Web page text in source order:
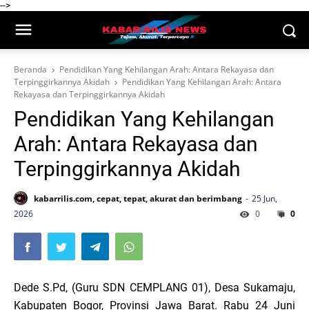
-->
Beranda
Pendidikan Yang Kehilangan Arah: Antara Rekayasa dan
Terpinggirkannya Akidah
Pendidikan Yang Kehilangan Arah: Antara
Rekayasa dan Terpinggirkannya Akidah
Pendidikan Yang Kehilangan
Arah: Antara Rekayasa dan
Terpinggirkannya Akidah
kabarrilis.com, cepat, tepat, akurat dan berimbang
25 Jun,
2026
0
0
Dede S.Pd, (Guru SDN CEMPLANG 01), Desa Sukamaju,
Kabupaten Bogor, Provinsi Jawa Barat. Rabu 24 Juni